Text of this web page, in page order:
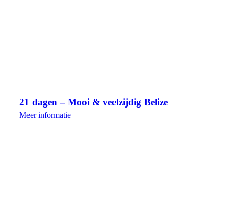
21 dagen – Mooi & veelzijdig Belize
Meer informatie